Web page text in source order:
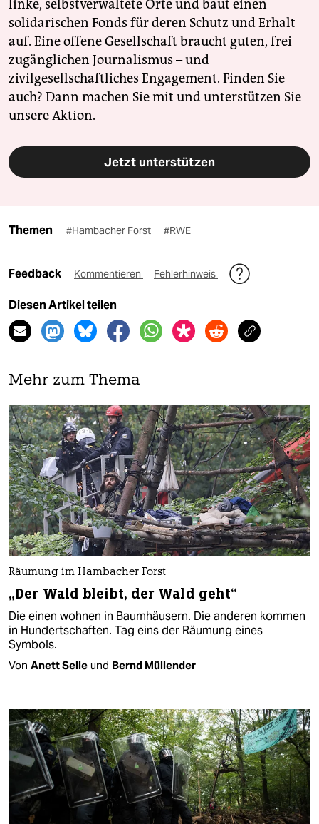
linke, selbstverwaltete Orte und baut einen
solidarischen Fonds für deren Schutz und Erhalt
auf. Eine offene Gesellschaft braucht guten, frei
zugänglichen Journalismus – und
zivilgesellschaftliches Engagement. Finden Sie
auch? Dann machen Sie mit und unterstützen Sie
unsere Aktion.
Jetzt unterstützen
Themen #Hambacher Forst #RWE
Feedback Kommentieren Fehlerhinweis
Diesen Artikel teilen
Mehr zum Thema
Räumung im Hambacher Forst
„Der Wald bleibt, der Wald geht“
Die einen wohnen in Baumhäusern. Die anderen kommen
in Hundertschaften. Tag eins der Räumung eines
Symbols.
Von Anett Selle und Bernd Müllender